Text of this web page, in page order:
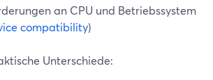
an CPU und Betriebssystem
compatibility)
Unterschiede: